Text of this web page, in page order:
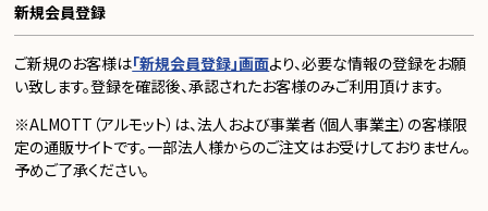
新規会員登録
ご新規のお客様は「新規会員登録」画面より、必要な情報の登録をお願
い致します。登録を確認後、承認されたお客様のみご利用頂けます。
※ALMOTT（アルモット）は、法人および事業者（個人事業主）の客様限
定の通販サイトです。一部法人様からのご注文はお受けしておりません。
予めご了承ください。